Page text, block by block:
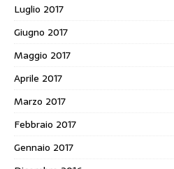
Luglio 2017
Giugno 2017
Maggio 2017
Aprile 2017
Marzo 2017
Febbraio 2017
Gennaio 2017